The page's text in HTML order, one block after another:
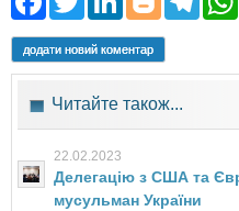
додати новий коментар
Читайте також...
22.02.2023
Делегацію з США та
мусульман України